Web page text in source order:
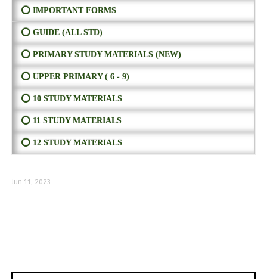
⭕ IMPORTANT FORMS
⭕ GUIDE (ALL STD)
⭕ PRIMARY STUDY MATERIALS (NEW)
⭕ UPPER PRIMARY ( 6 - 9)
⭕ 10 STUDY MATERIALS
⭕ 11 STUDY MATERIALS
⭕ 12 STUDY MATERIALS
Jun 11, 2023